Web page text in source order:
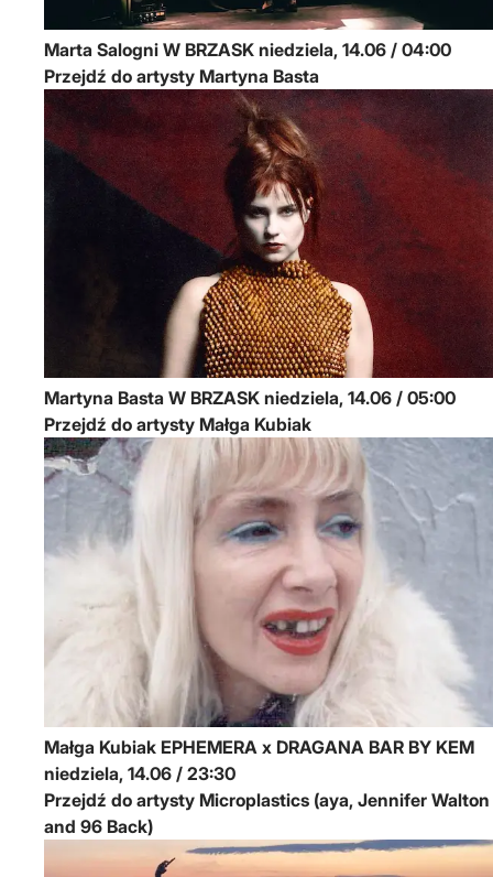
Marta Salogni W BRZASK
niedziela, 14.06 / 04:00
Przejdź do artysty Martyna Basta
Martyna Basta W BRZASK
niedziela, 14.06 / 05:00
Przejdź do artysty Małga Kubiak
Małga Kubiak EPHEMERA x DRAGANA BAR BY KEM
niedziela, 14.06 / 23:30
Przejdź do artysty Microplastics (aya, Jennifer Walton
and 96 Back)